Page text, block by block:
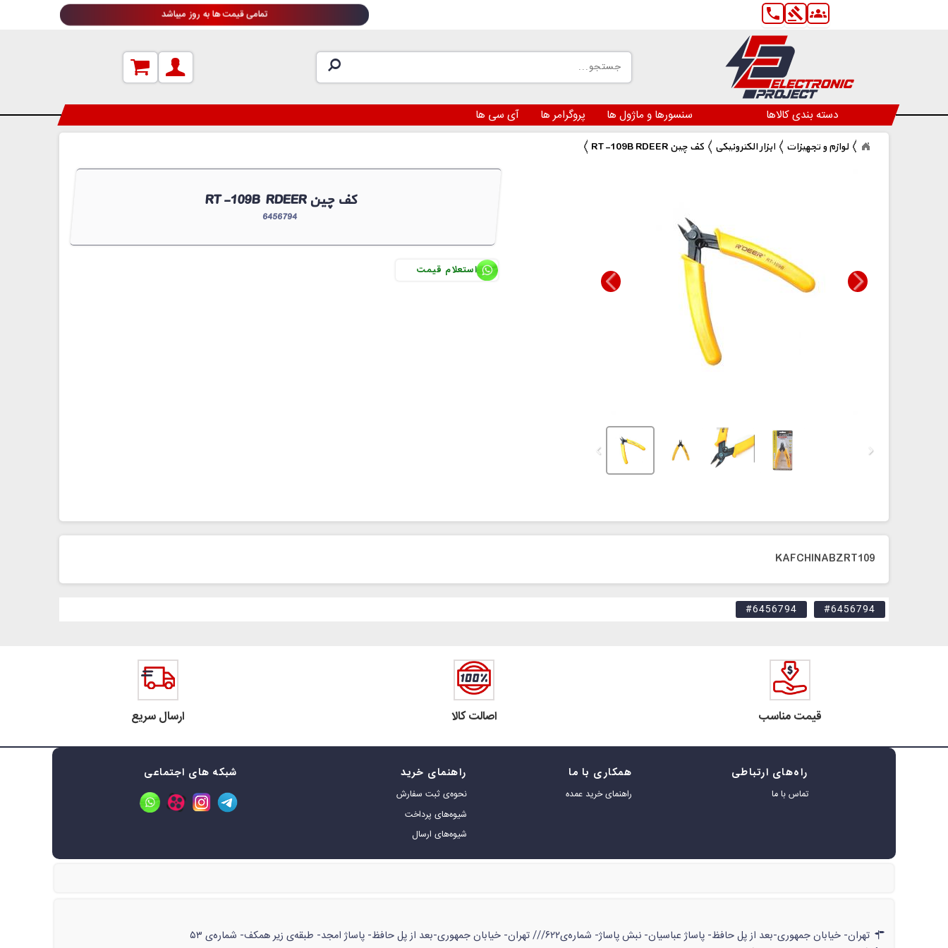
phone gavel groups تمامی قیمت ها به روز میباشد
دسته بندی کالاها سنسورها و ماژول ها پروگرامر ها آی سی ها
لوازم و تجهیزات ابزار الکترونیکی RT-109B RDEER کف چین
RT-109B  RDEER کف چین
6456794
استعلام قیمت
KAFCHINABZRT109
#6456794
#6456794
قیمت مناسب اصالت کالا ارسال سریع
راه‌های ارتباطی
تماس با ما
همکاری با ما
راهنمای خرید عمده
راهنمای خرید
نحوه‌ی ثبت سفارش
شیوه‌های پرداخت
شیوه‌های ارسال
شبکه های اجتماعی
تهران- خیابان جمهوری-بعد از پل حافظ- پاساژ عباسیان- نبش پاساژ- شماره‌ی۶۲۲/// تهران- خیابان جمهوری-بعد از پل حافظ- پاساژ امجد- طبقه‌ی زیر همکف- شماره‌ی ۵۳